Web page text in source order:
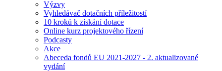
Výzvy
Vyhledávač dotačních příležitostí
10 kroků k získání dotace
Online kurz projektového řízení
Podcasty
Akce
Abeceda fondů EU 2021-2027 - 2. aktualizované
vydání